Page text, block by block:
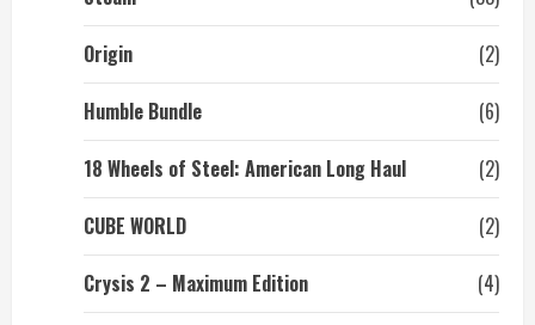
Origin
(2)
Humble Bundle
(6)
18 Wheels of Steel: American Long Haul
(2)
CUBE WORLD
(2)
Crysis 2 – Maximum Edition
(4)